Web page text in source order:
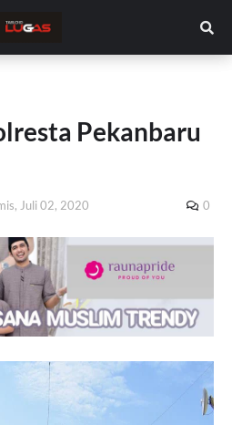
Pekanbaru
Juli 02, 2020 0